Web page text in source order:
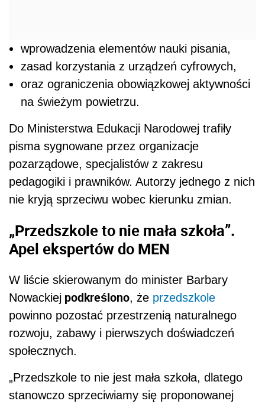
wprowadzenia elementów nauki pisania,
zasad korzystania z urządzeń cyfrowych,
oraz ograniczenia obowiązkowej aktywności
na świeżym powietrzu.
Do Ministerstwa Edukacji Narodowej trafiły
pisma sygnowane przez organizacje
pozarządowe, specjalistów z zakresu
pedagogiki i prawników. Autorzy jednego z nich
nie kryją sprzeciwu wobec kierunku zmian.
„Przedszkole to nie mała szkoła”.
Apel ekspertów do MEN
W liście skierowanym do minister Barbary
Nowackiej podkreślono, że przedszkole
powinno pozostać przestrzenią naturalnego
rozwoju, zabawy i pierwszych doświadczeń
społecznych.
„Przedszkole to nie jest mała szkoła, dlatego
stanowczo sprzeciwiamy się proponowanej